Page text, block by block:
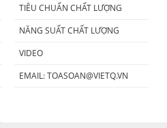
TIÊU CHUẨN CHẤT LƯỢNG
NĂNG SUẤT CHẤT LƯỢNG
VIDEO
EMAIL:TOASOAN@VIETQ.VN